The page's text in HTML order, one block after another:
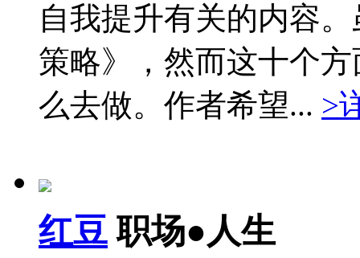
自我提升有关的内容
策略》，然而这十个
么去做。作者希望... >
红豆 职场●人生